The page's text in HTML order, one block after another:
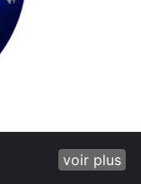
voir plus